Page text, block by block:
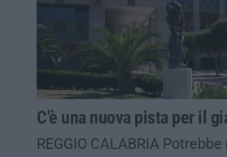
C'è una nuova pista per il
REGGIO CALABRIA